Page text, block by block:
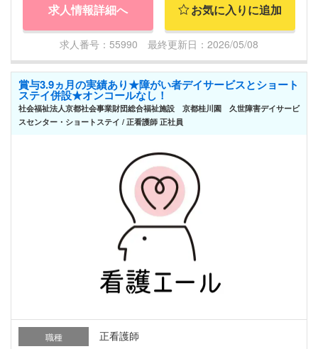
求人情報詳細へ お気に入りに追加
求人番号：55990 最終更新日：2026/05/08
賞与3.9ヵ月の実績あり★障がい者デイサービスとショート
ステイ併設★オンコールなし！
社会福祉法人京都社会事業財団総合福祉施設 京都桂川園 久世障害デイサービ
スセンター・ショートステイ / 正看護師 正社員
職種 正看護師